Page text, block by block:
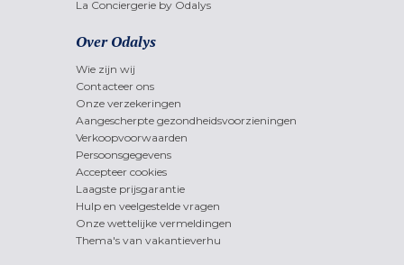
La Conciergerie by Odalys
Over Odalys
Wie zijn wij
Contacteer ons
Onze verzekeringen
Aangescherpte gezondheidsvoorzieningen
Verkoopvoorwaarden
Persoonsgegevens
Accepteer cookies
Laagste prijsgarantie
Hulp en veelgestelde vragen
Onze wettelijke vermeldingen
Thema's van vakantieverhu